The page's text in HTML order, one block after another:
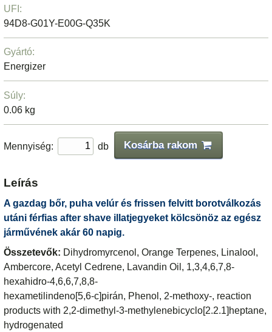
UFI:
94D8-G01Y-E00G-Q35K
Gyártó:
Energizer
Súly:
0.06 kg
Mennyiség: db Kosárba rakom
Leírás
A gazdag bőr, puha velúr és frissen felvitt borotválkozás
utáni férfias after shave illatjegyeket kölcsönöz az egész
járművének akár 60 napig.
Összetevők: Dihydromyrcenol, Orange Terpenes, Linalool,
Ambercore, Acetyl Cedrene, Lavandin Oil, 1,3,4,6,7,8-
hexahidro-4,6,6,7,8,8-
hexametilindeno[5,6-c]pirán, Phenol, 2-methoxy-, reaction
products with 2,2-dimethyl-3-methylenebicyclo[2.2.1]heptane,
hydrogenated